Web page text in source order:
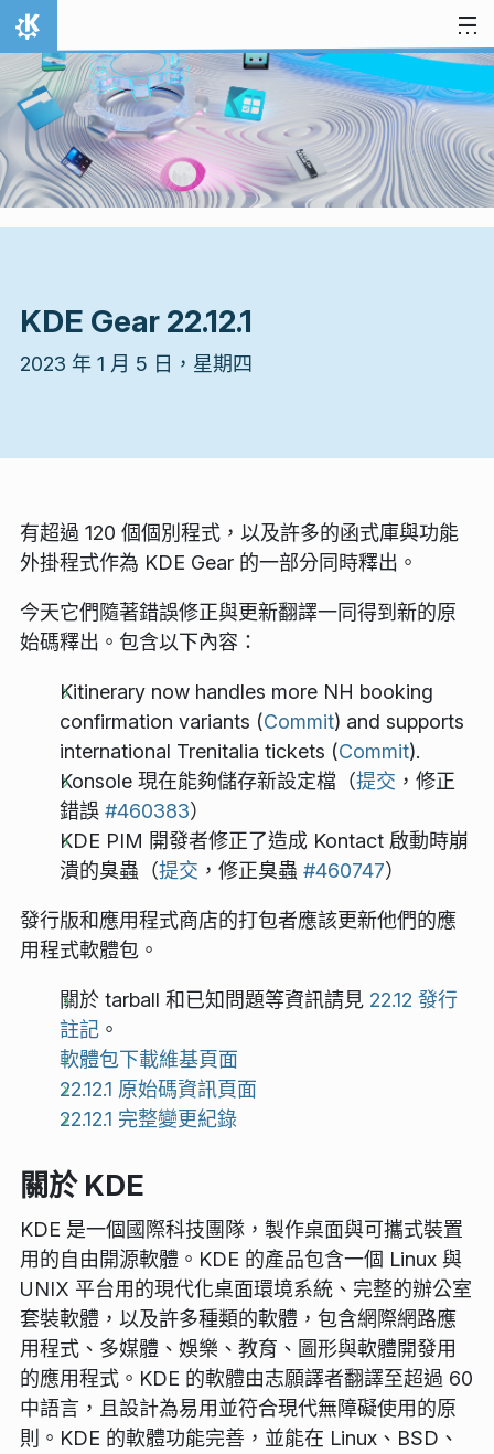
跳到內容
首頁
KDE Gear 22.12.1
2023 年 1 月 5 日，星期四
有超過 120 個個別程式，以及許多的函式庫與功能
外掛程式作為 KDE Gear 的一部分同時釋出。
今天它們隨著錯誤修正與更新翻譯一同得到新的原
始碼釋出。包含以下內容：
Kitinerary now handles more NH booking
confirmation variants (Commit) and supports
international Trenitalia tickets (Commit).
Konsole 現在能夠儲存新設定檔（提交 ，修正
錯誤 #460383）
KDE PIM 開發者修正了造成 Kontact 啟動時崩
潰的臭蟲（提交 ，修正臭蟲 #460747）
發行版和應用程式商店的打包者應該更新他們的應
用程式軟體包。
關於 tarball 和已知問題等資訊請見 22.12 發行
註記 。
軟體包下載維基頁面
22.12.1 原始碼資訊頁面
22.12.1 完整變更紀錄
關於 KDE
KDE 是一個國際科技團隊，製作桌面與可攜式裝置
用的自由開源軟體。KDE 的產品包含一個 Linux 與
UNIX 平台用的現代化桌面環境系統、完整的辦公室
套裝軟體，以及許多種類的軟體，包含網際網路應
用程式、多媒體、娛樂、教育、圖形與軟體開發用
的應用程式。KDE 的軟體由志願譯者翻譯至超過 60
中語言，且設計為易用並符合現代無障礙使用的原
則。KDE 的軟體功能完善，並能在 Linux、BSD、